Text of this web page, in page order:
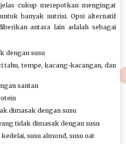
cukup merepotkan mengingat
banyak nutrisi. Opsi alternatif
antara lain adalah sebagai
dengan susu
tahu, tempe, kacang-kacangan, dan
santan
dimasak dengan susu
tidak dimasak dengan susu
susu almond, susu oat